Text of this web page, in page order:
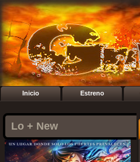
Inicio Estreno
Lo + New